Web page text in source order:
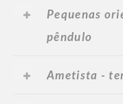
Pequenas
pêndulo
Ametista -